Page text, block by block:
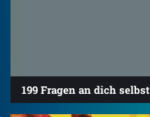
199 Fragen an dich selbst